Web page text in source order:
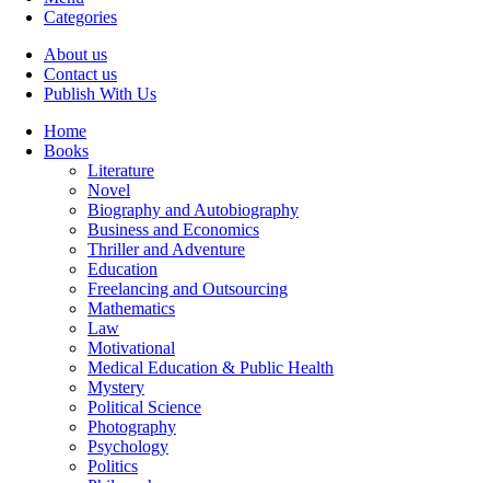
Categories
About us
Contact us
Publish With Us
Home
Books
Literature
Novel
Biography and Autobiography
Business and Economics
Thriller and Adventure
Education
Freelancing and Outsourcing
Mathematics
Law
Motivational
Medical Education & Public Health
Mystery
Political Science
Photography
Psychology
Politics